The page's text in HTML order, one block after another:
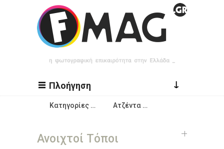
Παράκαμψη προς το κυρίως περιεχόμενο
Πλοήγηση ↓
Κατηγορίες … Ατζέντα …
Ανοιχτοί Τόποι